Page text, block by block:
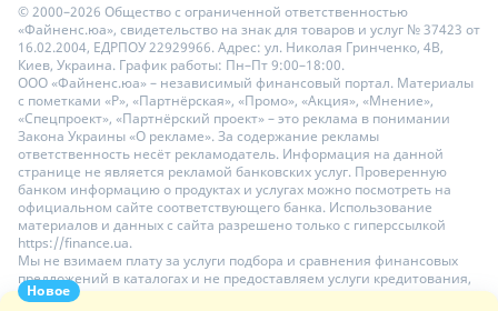
Новое
© 2000–2026 Общество с ограниченной ответственностью
«Файненс.юа», свидетельство на знак для товаров и услуг № 37423 от
16.02.2004, ЕДРПОУ 22929966. Адрес: ул. Николая Гринченко, 4В,
Киев, Украина. График работы: Пн–Пт 9:00–18:00.
ООО «Файненс.юа» – независимый финансовый портал. Материалы
с пометками «Р», «Партнёрская», «Промо», «Акция», «Мнение»,
«Спецпроект», «Партнёрский проект» – это реклама в понимании
Закона Украины «О рекламе». За содержание рекламы
ответственность несёт рекламодатель. Информация на данной
странице не является рекламой банковских услуг. Проверенную
банком информацию о продуктах и услугах можно посмотреть на
официальном сайте соответствующего банка. Использование
материалов и данных с сайта разрешено только с гиперссылкой
https://finance.ua.
Мы не взимаем плату за услуги подбора и сравнения финансовых
предложений в каталогах и не предоставляем услуги кредитования,
размещения депозитов и страхования. Ваши личные данные на